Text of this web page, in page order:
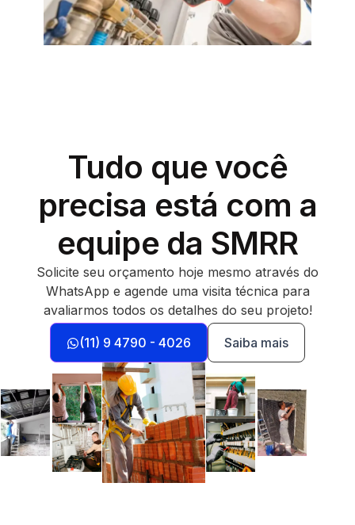
Tudo que você
precisa está com a
equipe da SMRR
Solicite seu orçamento hoje mesmo através do
WhatsApp e agende uma visita técnica para
avaliarmos todos os detalhes do seu projeto!
(11) 9 4790 - 4026 Saiba mais